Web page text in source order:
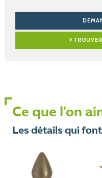
Ce que l'on
Les détails qui